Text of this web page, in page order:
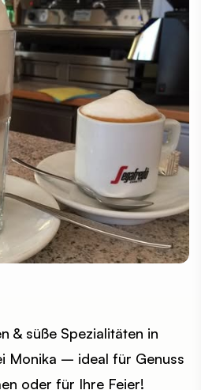
& süße Spezialitäten in
Monika – ideal für Genuss
oder für Ihre Feier!